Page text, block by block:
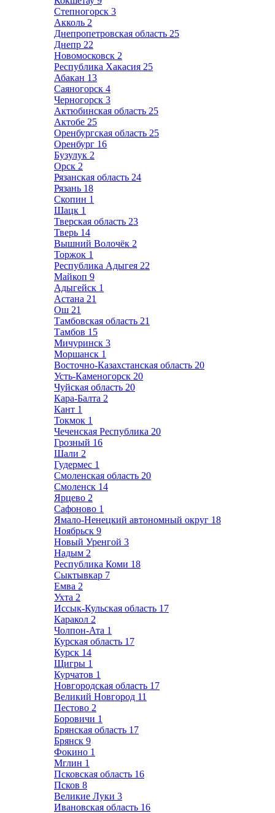
Степногорск 3
Акколь 2
Днепропетровская область 25
Днепр 22
Новомосковск 2
Республика Хакасия 25
Абакан 13
Саяногорск 4
Черногорск 3
Актюбинская область 25
Актобе 25
Оренбургская область 25
Оренбург 16
Бузулук 2
Орск 2
Рязанская область 24
Рязань 18
Скопин 1
Шацк 1
Тверская область 23
Тверь 14
Вышний Волочёк 2
Торжок 1
Республика Адыгея 22
Майкоп 9
Адыгейск 1
Астана 21
Ош 21
Тамбовская область 21
Тамбов 15
Мичуринск 3
Моршанск 1
Восточно-Казахстанская область 20
Усть-Каменогорск 20
Чуйская область 20
Кара-Балта 2
Кант 1
Токмок 1
Чеченская Республика 20
Грозный 16
Шали 2
Гудермес 1
Смоленская область 20
Смоленск 14
Ярцево 2
Сафоново 1
Ямало-Ненецкий автономный округ 18
Ноябрьск 9
Новый Уренгой 3
Надым 2
Республика Коми 18
Сыктывкар 7
Емва 2
Ухта 2
Иссык-Кульская область 17
Каракол 2
Чолпон-Ата 1
Курская область 17
Курск 14
Щигры 1
Курчатов 1
Новгородская область 17
Великий Новгород 11
Пестово 2
Боровичи 1
Брянская область 17
Брянск 9
Фокино 1
Мглин 1
Псковская область 16
Псков 8
Великие Луки 3
Ивановская область 16